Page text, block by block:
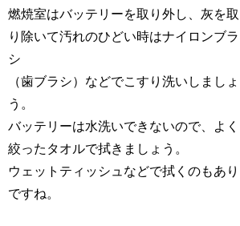
燃焼室はバッテリーを取り外し、灰を取
り除いて汚れのひどい時はナイロンブラ
シ
（歯ブラシ）などでこすり洗いしましょ
う。
バッテリーは水洗いできないので、よく
絞ったタオルで拭きましょう。
ウェットティッシュなどで拭くのもあり
ですね。